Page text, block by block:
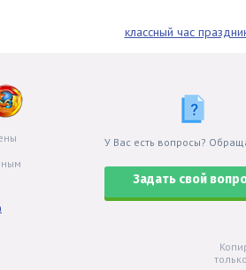
классный час
У Вас есть вопросы?
Задать свой